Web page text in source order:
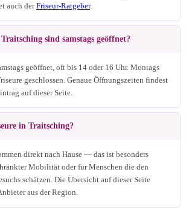
auch derFriseur-Ratgeber.
sind samstags geöffnet?
geöffnet, oft bis 14 oder 16 Uhr. Montags
geschlossen. Genaue Öffnungszeiten findest
auf dieser Seite.
in Traitsching?
direkt nach Hause — das ist besonders
Mobilität oder für Menschen die den
schätzen. Die Übersicht auf dieser Seite
aus der Region.